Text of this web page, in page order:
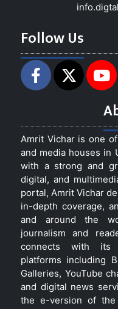
Follow Us
Amrit Vichar is one
and media houses in
with a strong and
digital, and
portal, Amrit Vichar
in-depth coverage,
and around the
journalism and
connects with its
platforms including
Galleries, YouTube
and digital news
the e-version of the